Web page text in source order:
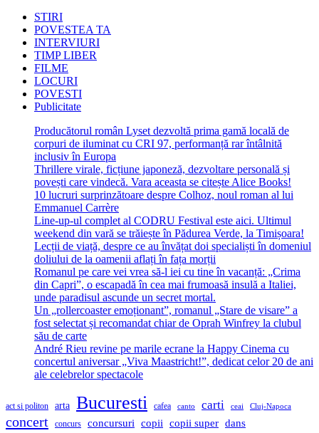
STIRI
POVESTEA TA
INTERVIURI
TIMP LIBER
FILME
LOCURI
POVESTI
Publicitate
Producătorul român Lyset dezvoltă prima gamă locală de
corpuri de iluminat cu CRI 97, performanță rar întâlnită
inclusiv în Europa
Thrillere virale, ficțiune japoneză, dezvoltare personală și
povești care vindecă. Vara aceasta se citește Alice Books!
10 lucruri surprinzătoare despre Colhoz, noul roman al lui
Emmanuel Carrère
Line-up-ul complet al CODRU Festival este aici. Ultimul
weekend din vară se trăiește în Pădurea Verde, la Timișoara!
Lecții de viață, despre ce au învățat doi specialiști în domeniul
doliului de la oamenii aflați în fața morții
Romanul pe care vei vrea să-l iei cu tine în vacanță: „Crima
din Capri”, o escapadă în cea mai frumoasă insulă a Italiei,
unde paradisul ascunde un secret mortal.
Un „rollercoaster emoționant”, romanul „Stare de visare” a
fost selectat și recomandat chiar de Oprah Winfrey la clubul
său de carte
André Rieu revine pe marile ecrane la Happy Cinema cu
concertul aniversar „Viva Maastricht!”, dedicat celor 20 de ani
ale celebrelor spectacole
act si politon arta Bucuresti cafea canto carti ceai Cluj-Napoca
concert concurs concursuri copii copii super dans